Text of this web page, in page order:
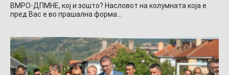
ВМРО-ДПМНЕ, кој и зошто? Насловот на колумната која е
пред Вас е во прашална форма…